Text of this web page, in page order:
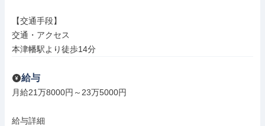
【交通手段】
交通・アクセス
本津幡駅より徒歩14分
給与
月給21万8000円～23万5000円
給与詳細